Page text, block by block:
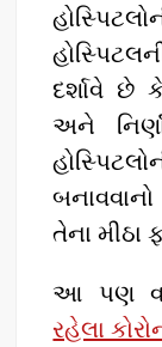
દર્શાવે છે
અને
તેના
આ પણ
રહેલા